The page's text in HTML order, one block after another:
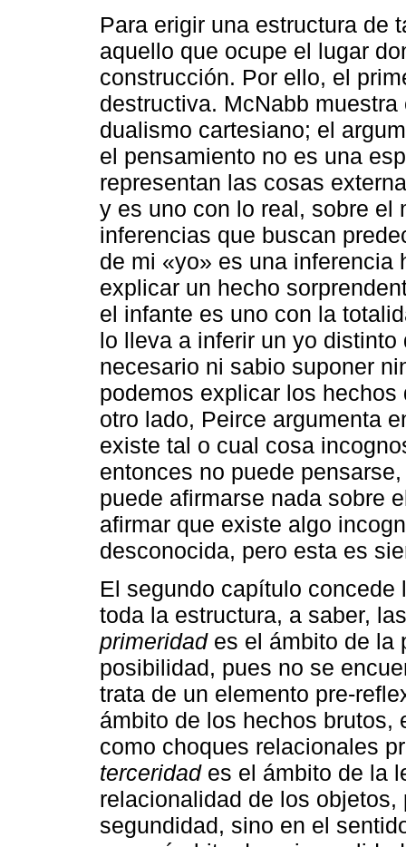
Para erigir una estructura de
aquello que ocupe el lugar
construcción. Por ello, el
destructiva. McNabb
dualismo cartesiano; el
el pensamiento no es una
representan las cosas
y es uno con lo real, sobre el
inferencias que buscan
de mi «yo» es una
explicar un hecho
el infante es uno con la
lo lleva a inferir un yo
necesario ni sabio suponer
podemos explicar los
otro lado, Peirce argumenta
existe tal o cual cosa
entonces no puede
puede afirmarse nada sobre
afirmar que existe algo
desconocida, pero esta es
El segundo capítulo
toda la estructura, a saber,
primeridades el ámbito de la
posibilidad, pues no se
trata de un elemento pre-
ámbito de los hechos brutos,
como choques relacionales
terceridades el ámbito de la
relacionalidad de los
segundidad, sino en el